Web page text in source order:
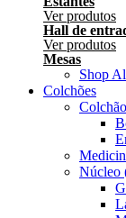
Ver produtos
Hall de
Ver produtos
Mesas
Shop
Colchões
Núcleo